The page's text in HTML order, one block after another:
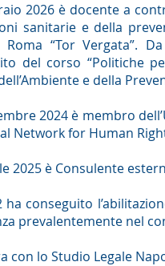
2026 è docente a
sanitarie e della
Roma “Tor Vergata”.
del corso “Politiche
e della
2024 è membro
Network for Human
2025 è Consulente
ha conseguito
prevalentemente nel
con lo Studio Legale